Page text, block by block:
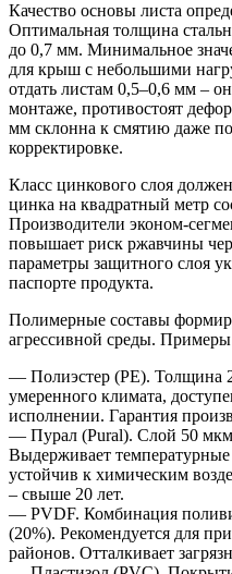
Качество основы листа
Оптимальная толщина
до 0,7 мм. Минимальное
для крыш с небольшими
отдать листам 0,5–0,6 мм –
монтаже, противостоят
мм склонна к смятию даже
корректировке.
Класс цинкового слоя
цинка на квадратный метр
Производители эконом-
повышает риск ржавчины
параметры защитного слоя
паспорте продукта.
Полимерные составы
агрессивной среды.
— Полиэстер (PE). Толщина
умеренного климата,
исполнении. Гарантия
— Пурал (Pural). Слой 50 мкм
Выдерживает температурные
устойчив к химическим
– свыше 20 лет.
— PVDF. Комбинация
(20%). Рекомендуется для
районов. Отталкивает